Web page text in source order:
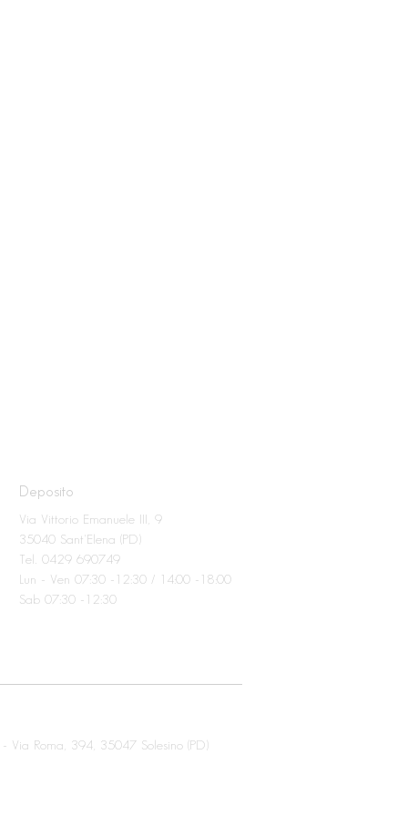
Deposito
Via Vittorio Emanuele III, 9
35040 Sant'Elena (PD)
Tel. 0429 690749
Lun - Ven 07:30 -12:30 / 14:00 -18:00
Sab 07:30 -12:30
- Via Roma, 394, 35047 Solesino (PD)